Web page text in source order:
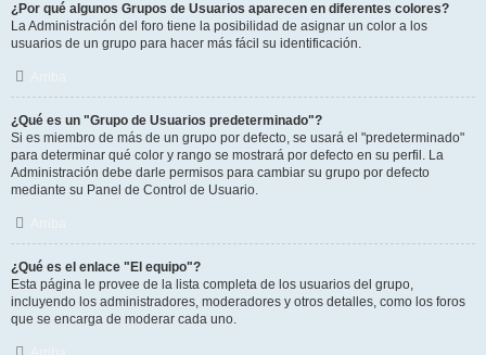
¿Por qué algunos Grupos de Usuarios aparecen en diferentes colores?
La Administración del foro tiene la posibilidad de asignar un color a los
usuarios de un grupo para hacer más fácil su identificación.
¿Qué es un "Grupo de Usuarios predeterminado"?
Si es miembro de más de un grupo por defecto, se usará el "predeterminado"
para determinar qué color y rango se mostrará por defecto en su perfil. La
Administración debe darle permisos para cambiar su grupo por defecto
mediante su Panel de Control de Usuario.
¿Qué es el enlace "El equipo"?
Esta página le provee de la lista completa de los usuarios del grupo,
incluyendo los administradores, moderadores y otros detalles, como los foros
que se encarga de moderar cada uno.